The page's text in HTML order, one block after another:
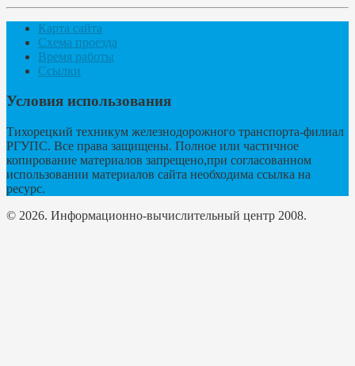
Карта сайта
Схема проезда
Время работы
Ссылки
Условия использования
Тихорецкий техникум железнодорожного транспорта-филиал
РГУПС. Все права защищены. Полное или частичное
копирование материалов запрещено,при согласованном
использовании материалов сайта необходима ссылка на
ресурс.
© 2026. Информационно-вычислительный центр 2008.